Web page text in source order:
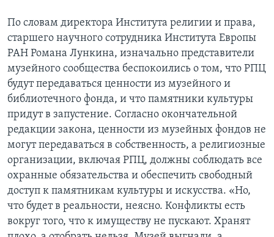
По словам директора Института религии и права,
старшего научного сотрудника Института Европы
РАН Романа Лункина, изначально представители
музейного сообщества беспокоились о том, что РПЦ
будут передаваться ценности из музейного и
библиотечного фонда, и что памятники культуры
придут в запустение. Согласно окончательной
редакции закона, ценности из музейных фондов не
могут передаваться в собственность, а религиозные
организации, включая РПЦ, должны соблюдать все
охранные обязательства и обеспечить свободный
доступ к памятникам культуры и искусства. «Но,
что будет в реальности, неясно. Конфликты есть
вокруг того, что к имуществу не пускают. Хранят